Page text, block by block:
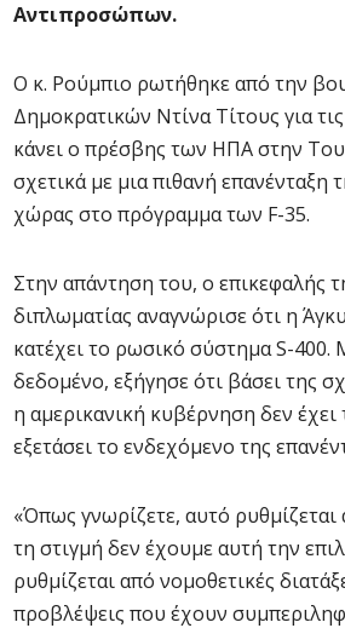
Αντιπροσώπων.
Ο κ. Ρούμπιο ρωτήθηκε από την
Δημοκρατικών Ντίνα Τίτους για
κάνει ο πρέσβης των ΗΠΑ στην
σχετικά με μια πιθανή επανένταξη
χώρας στο πρόγραμμα των F-35.
Στην απάντηση του, ο επικεφαλής
διπλωματίας αναγνώρισε ότι η
κατέχει το ρωσικό σύστημα S-400.
δεδομένο, εξήγησε ότι βάσει της
η αμερικανική κυβέρνηση δεν έχει
εξετάσει το ενδεχόμενο της
«Όπως γνωρίζετε, αυτό
τη στιγμή δεν έχουμε αυτή την
ρυθμίζεται από νομοθετικές
προβλέψεις που έχουν